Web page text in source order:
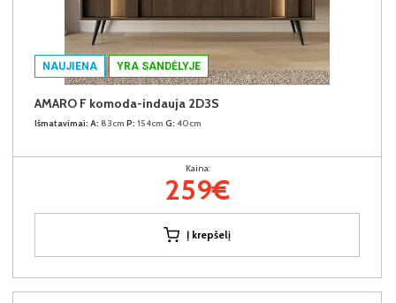
NAUJIENA YRA SANDĖLYJE
AMARO F komoda-indauja 2D3S
Išmatavimai: A: 83cm P: 154cm G: 40cm
Kaina:
259€
Į krepšelį